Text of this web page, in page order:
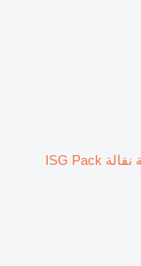
جديدة آلة منصة نقالة ISG Pack